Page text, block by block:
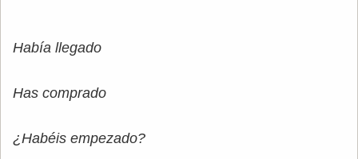
Había llegado
Has comprado
¿Habéis empezado?